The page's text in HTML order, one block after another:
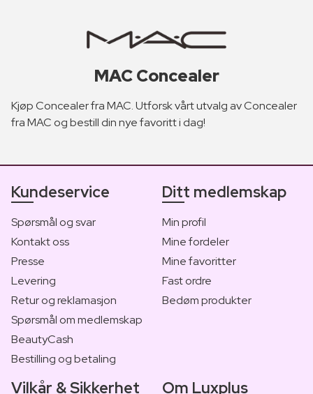
MAC Concealer
Kjøp Concealer fra MAC. Utforsk vårt utvalg av Concealer
fra MAC og bestill din nye favoritt i dag!
Kundeservice
Spørsmål og svar
Kontakt oss
Presse
Levering
Retur og reklamasjon
Spørsmål om medlemskap
BeautyCash
Bestilling og betaling
Ditt medlemskap
Min profil
Mine fordeler
Mine favoritter
Fast ordre
Bedøm produkter
Vilkår & Sikkerhet Om Luxplus